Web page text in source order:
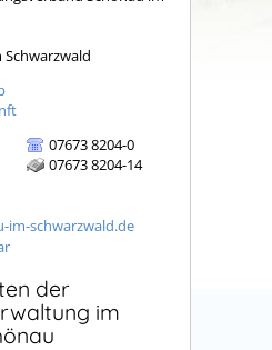
07673 8204-0
07673 8204-14
im-schwarzwald.de
der
im